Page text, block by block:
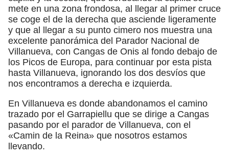
mete en una zona frondosa, al llegar al primer cruce
se coge el de la derecha que asciende ligeramente
y que al llegar a su punto cimero nos muestra una
excelente panorámica del Parador Nacional de
Villanueva, con Cangas de Onis al fondo debajo de
los Picos de Europa, para continuar por esta pista
hasta Villanueva, ignorando los dos desvíos que
nos encontramos a derecha e izquierda.
En Villanueva es donde abandonamos el camino
trazado por el Garrapiellu que se dirige a Cangas
pasando por el parador de Villanueva, con el
«Camin de la Reina» que nosotros estamos
llevando.